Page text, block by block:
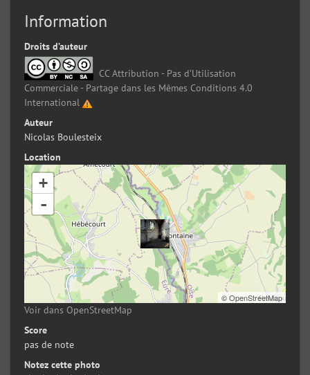
Information
Droits d’auteur
CC Attribution - Pas d’Utilisation
Commerciale - Partage dans les Mêmes Conditions 4.0
International
Auteur
Nicolas Boulesteix
Location
+
-
©OpenStreetMap
Voir dans OpenStreetMap
Score
pas de note
Notez cette photo